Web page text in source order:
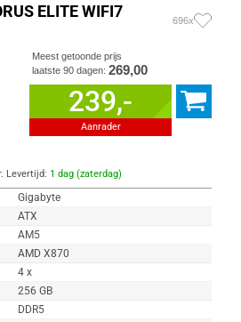
ELITE WIFI7
696x
Meest getoonde prijs
laatste 90 dagen: 269,00
239,-
Aanrader
Levertijd: 1 dag (zaterdag)
Gigabyte
ATX
AM5
AMD X870
4 x
256 GB
DDR5